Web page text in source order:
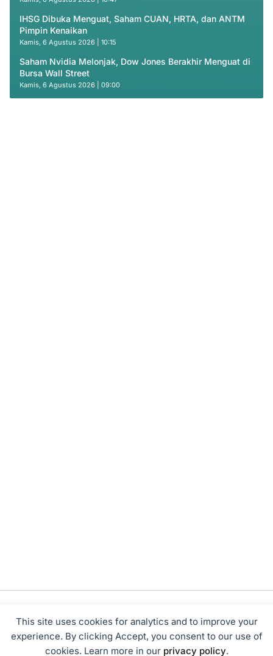
This site uses cookies for analytics and to improve your
experience. By clicking Accept, you consent to our use of
cookies. Learn more in our privacy policy.
IHSG Dibuka Menguat, Saham CUAN, HRTA, dan ANTM
Pimpin Kenaikan
Kamis, 6 Agustus 2026 | 10:15
Saham Nvidia Melonjak, Dow Jones Berakhir Menguat di
Bursa Wall Street
Kamis, 6 Agustus 2026 | 09:00